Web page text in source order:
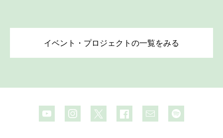
イベント・プロジェクトの一覧をみる